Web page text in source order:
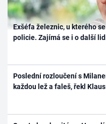
Exšéfa železnic, u kterého
policie. Zajímá se i o další
Poslední rozloučení s
každou lež a faleš, řekl Klaus